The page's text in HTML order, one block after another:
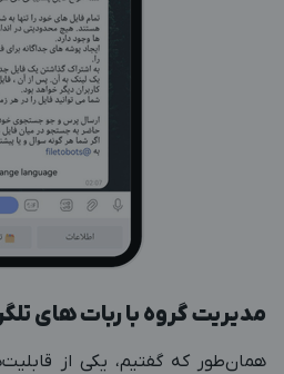
مدیریت گروه با ربات های
همان‌طور که گفتیم، یکی از